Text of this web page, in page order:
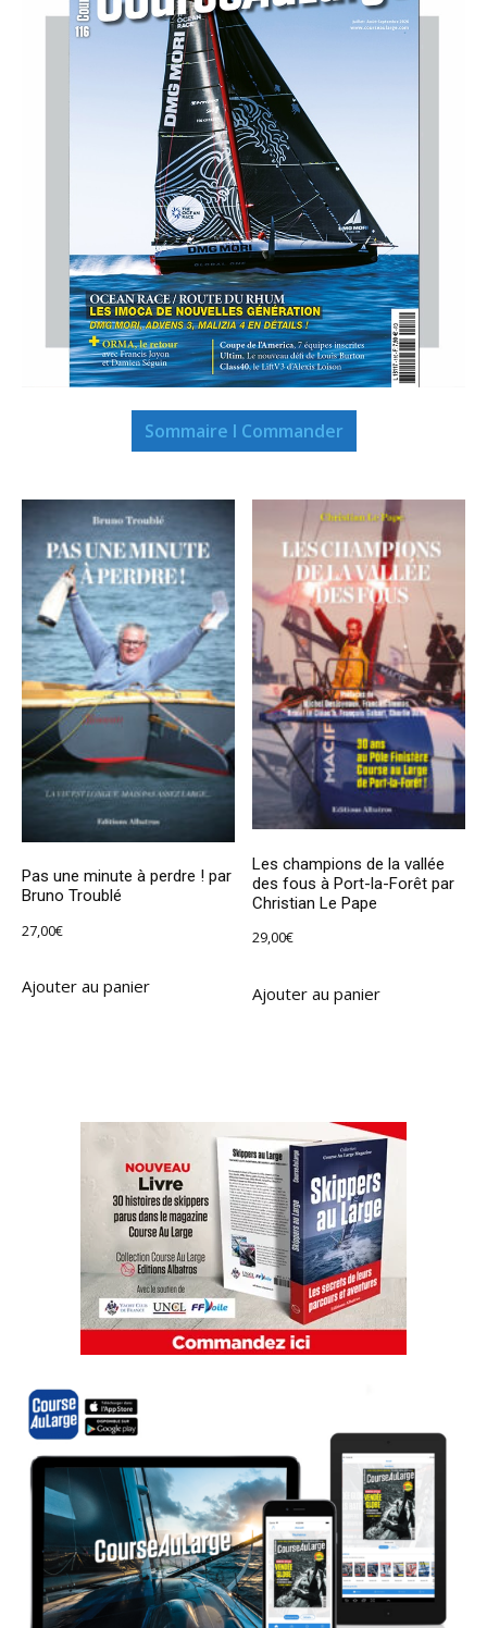
Sommaire I Commander
Pas une minute à perdre ! par
Bruno Troublé
27,00€
Ajouter au panier
Les champions de la vallée
des fous à Port-la-Forêt par
Christian Le Pape
29,00€
Ajouter au panier